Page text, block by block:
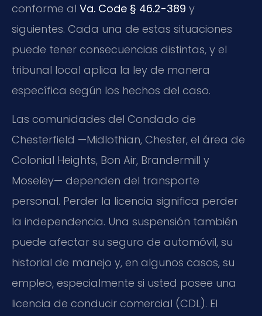
conforme al Va. Code § 46.2-389 y
siguientes. Cada una de estas situaciones
puede tener consecuencias distintas, y el
tribunal local aplica la ley de manera
específica según los hechos del caso.
Las comunidades del Condado de
Chesterfield —Midlothian, Chester, el área de
Colonial Heights, Bon Air, Brandermill y
Moseley— dependen del transporte
personal. Perder la licencia significa perder
la independencia. Una suspensión también
puede afectar su seguro de automóvil, su
historial de manejo y, en algunos casos, su
empleo, especialmente si usted posee una
licencia de conducir comercial (CDL). El